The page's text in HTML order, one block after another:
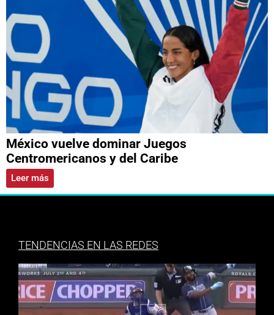
México vuelve dominar Juegos
Centromericanos y del Caribe
Leer más
TENDENCIAS EN LAS REDES